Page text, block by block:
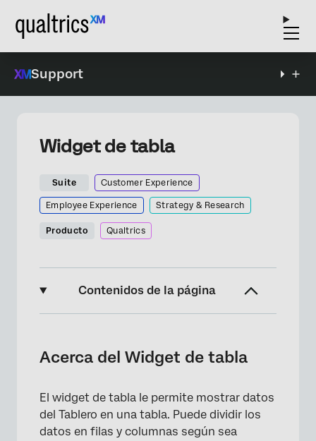
Support
Widget de tabla
Suite Customer Experience
Employee Experience Strategy & Research
Producto Qualtrics
Contenidos de la página
Tipos de Dashboards
Configuración básica
Personalización de widget
Acerca del Widget de tabla
El widget de tabla le permite mostrar datos
del Tablero en una tabla. Puede dividir los
datos en filas y columnas según sea